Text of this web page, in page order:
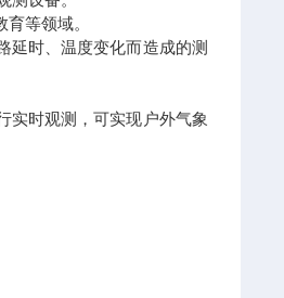
等领域。
延时、温度变化而造成的测
时观测，可实现户外气象